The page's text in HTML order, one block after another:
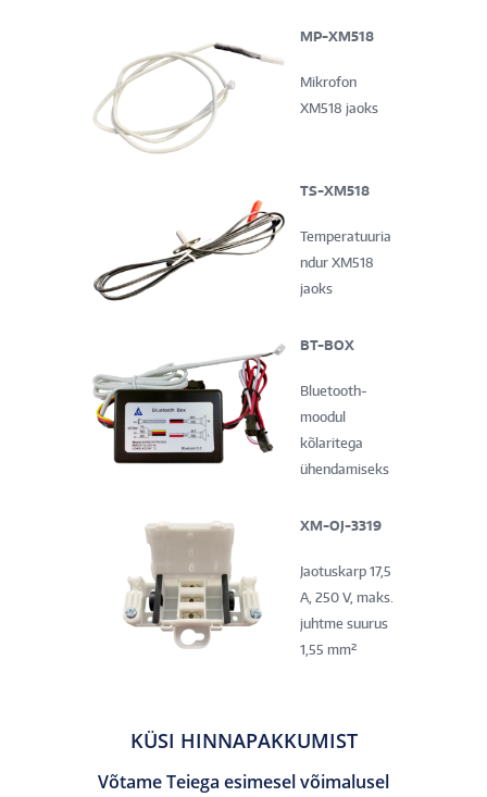
MP-XM518
Mikrofon
XM518 jaoks
TS-XM518
Temperatuuria
ndur XM518
jaoks
BT-BOX
Bluetooth-
moodul
kõlaritega
ühendamiseks
XM-OJ-3319
Jaotuskarp 17,5
A, 250 V, maks.
juhtme suurus
1,55 mm²
KÜSI HINNAPAKKUMIST
Võtame Teiega esimesel võimalusel